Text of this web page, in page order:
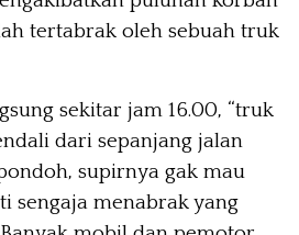
tertabrak oleh sebuah truk
sekitar jam 16.00, “truk
dari sepanjang jalan
supirnya gak mau
sengaja menabrak yang